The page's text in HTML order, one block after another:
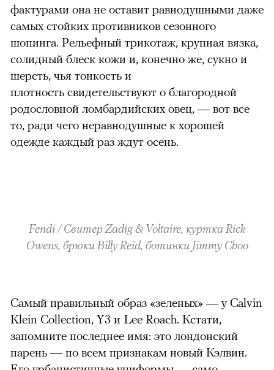
фактурами она не оставит равнодушными даже
самых стойких противников сезонного
шопинга. Рельефный трикотаж, крупная вязка,
солидный блеск кожи и, конечно же, сукно и
шерсть, чья тонкость и
плотность свидетельствуют о благородной
родословной ломбардийских овец, — вот все
то, ради чего неравнодушные к хорошей
одежде каждый раз ждут осень.
Fendi / Свитер Zadig & Voltaire, куртка Rick
Owens, брюки Billy Reid, ботинки Jimmy Choo
Самый правильный образ «зеленых» — у Calvin
Klein Collection, Y3 и Lee Roach. Кстати,
запомните последнее имя: это лондонский
парень — по всем признакам новый Кэлвин.